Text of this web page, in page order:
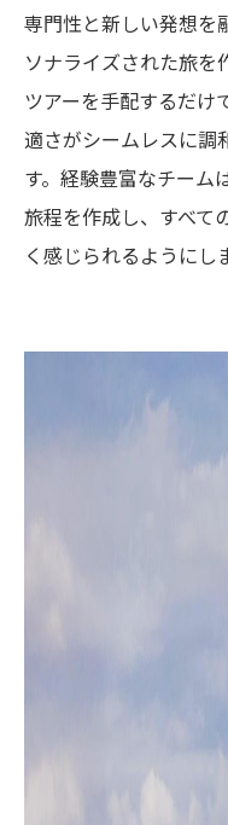
専門性と新しい発想を
ソナライズされた旅を
ツアーを手配するだけ
適さがシームレスに調
す。経験豊富なチーム
旅程を作成し、すべて
く感じられるようにし